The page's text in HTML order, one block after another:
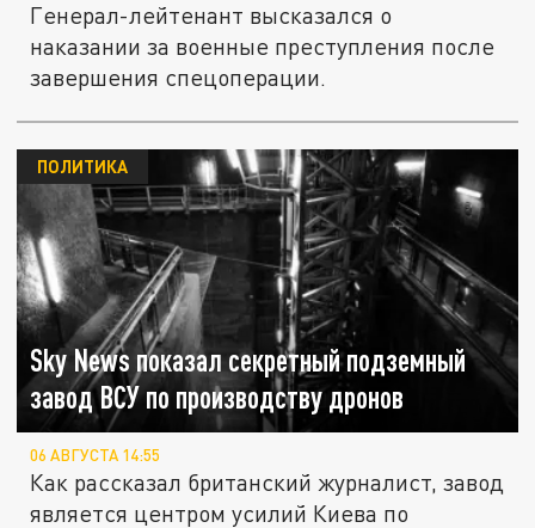
Генерал-лейтенант высказался о
наказании за военные преступления после
завершения спецоперации.
Sky News показал секретный подземный
завод ВСУ по производству дронов
ПОЛИТИКА
06 АВГУСТА 14:55
Как рассказал британский журналист, завод
является центром усилий Киева по